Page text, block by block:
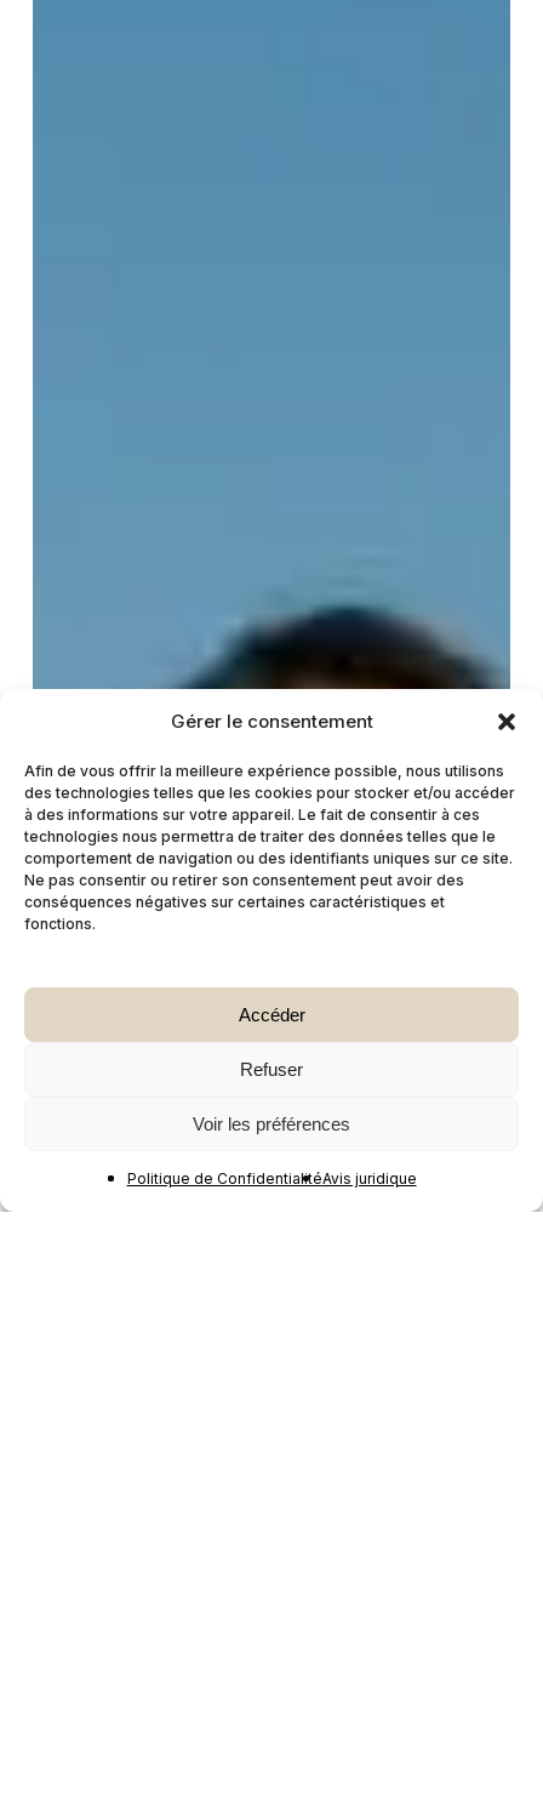
Gérer le consentement
Afin de vous offrir la meilleure expérience possible, nous utilisons
des technologies telles que les cookies pour stocker et/ou accéder
à des informations sur votre appareil. Le fait de consentir à ces
technologies nous permettra de traiter des données telles que le
comportement de navigation ou des identifiants uniques sur ce site.
Ne pas consentir ou retirer son consentement peut avoir des
conséquences négatives sur certaines caractéristiques et
fonctions.
Accéder
Refuser
Voir les préférences
Politique de ConfidentialitéAvis juridique